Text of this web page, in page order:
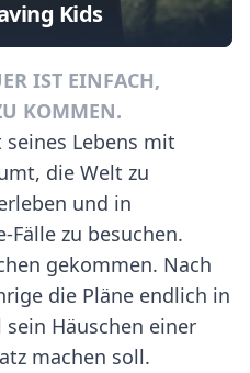
IST EINFACH, W
KOMMEN.
seines Lebens mit
die Welt zu
und in
Fälle zu besuchen.
gekommen. Nach
die Pläne endlich in
Häuschen einer
machen soll.
Kids